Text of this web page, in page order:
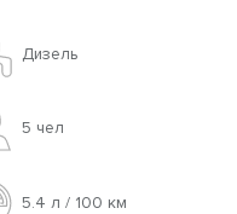
Дизель
5 чел
5.4 л / 100 км